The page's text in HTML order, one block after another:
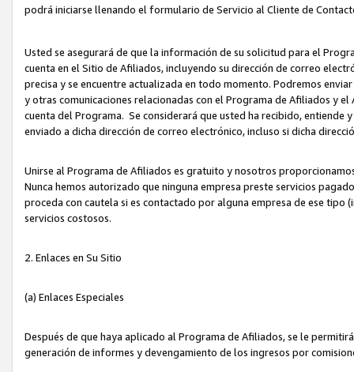
podrá iniciarse llenando el formulario de Servicio al Cliente de
Usted se asegurará de que la información de su solicitud para el
cuenta en el Sitio de Afiliados, incluyendo su dirección de correo
precisa y se encuentre actualizada en todo momento. Podremos
y otras comunicaciones relacionadas con el Programa de Afiliados y
cuenta del Programa. Se considerará que usted ha recibido, entiende
enviado a dicha dirección de correo electrónico, incluso si dicha
Unirse al Programa de Afiliados es gratuito y nosotros
Nunca hemos autorizado que ninguna empresa preste servicios
proceda con cautela si es contactado por alguna empresa de ese
servicios costosos.
2. Enlaces en Su Sitio
(a) Enlaces Especiales
Después de que haya aplicado al Programa de Afiliados, se le
generación de informes y devengamiento de los ingresos por